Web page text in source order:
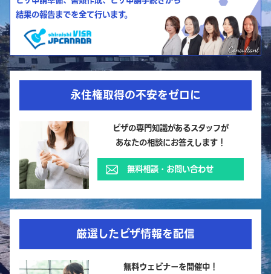
結果の報告までを全て行います。
永住権取得の不安をゼロに
ビザの専門知識があるスタッフが
あなたの相談にお答えします！
無料相談・お問い合わせ
厳選したビザ情報を配信
無料ウェビナーを開催中！